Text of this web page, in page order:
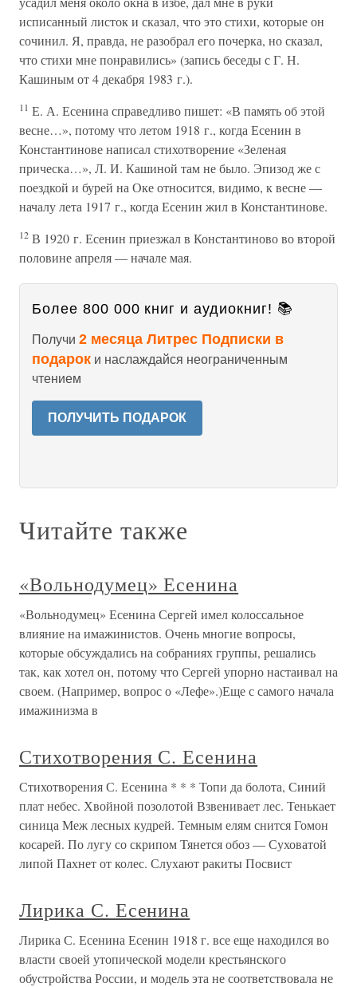
исписанный листок и сказал, что это стихи, которые он
сочинил. Я, правда, не разобрал его почерка, но сказал,
что стихи мне понравились» (запись беседы с Г. Н.
Кашиным от 4 декабря 1983 г.).
11 Е. А. Есенина справедливо пишет: «В память об этой
весне…», потому что летом 1918 г., когда Есенин в
Константинове написал стихотворение «Зеленая
прическа…», Л. И. Кашиной там не было. Эпизод же с
поездкой и бурей на Оке относится, видимо, к весне —
началу лета 1917 г., когда Есенин жил в Константинове.
12 В 1920 г. Есенин приезжал в Константиново во второй
половине апреля — начале мая.
Более 800 000 книг и аудиокниг! 📚
Получи 2 месяца Литрес Подписки в
подарок и наслаждайся неограниченным
чтением
ПОЛУЧИТЬ ПОДАРОК
Читайте также
«Вольнодумец» Есенина
«Вольнодумец» Есенина Сергей имел колоссальное
влияние на имажинистов. Очень многие вопросы,
которые обсуждались на собраниях группы, решались
так, как хотел он, потому что Сергей упорно настаивал на
своем. (Например, вопрос о «Лефе».)Еще с самого начала
имажинизма в
Стихотворения С. Есенина
Стихотворения С. Есенина * * * Топи да болота, Синий
плат небес. Хвойной позолотой Взвенивает лес. Тенькает
синица Меж лесных кудрей. Темным елям снится Гомон
косарей. По лугу со скрипом Тянется обоз — Суховатой
липой Пахнет от колес. Слухают ракиты Посвист
Лирика С. Есенина
Лирика С. Есенина Есенин 1918 г. все еще находился во
власти своей утопической модели крестьянского
обустройства России, и модель эта не соответствовала не